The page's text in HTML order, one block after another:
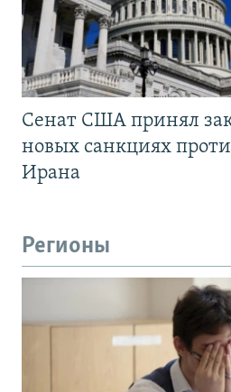
Сенат США принял
новых санкциях
Ирана
Регионы